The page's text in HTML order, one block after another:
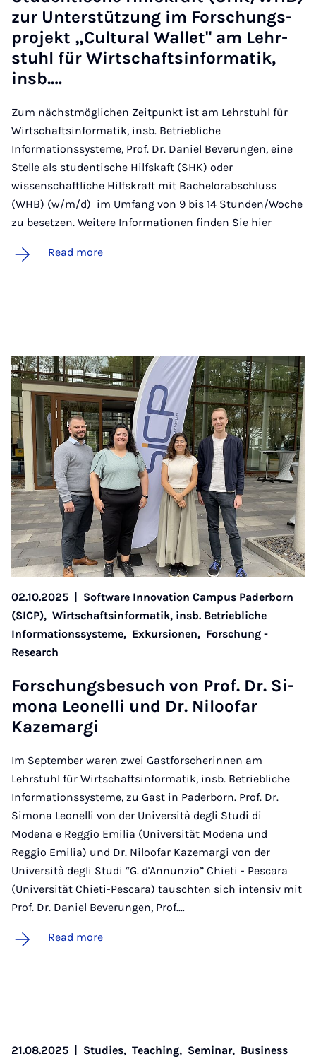
zur Un­ter­stützung im Forschung­s­
pro­jekt „Cul­tur­al Wal­let" am Lehr­
stuhl für Wirtschaftsin­form­atik,
insb.…
Zum nächstmöglichen Zeitpunkt ist am Lehrstuhl für
Wirtschaftsinformatik, insb. Betriebliche
Informationssysteme, Prof. Dr. Daniel Beverungen, eine
Stelle als studentische Hilfskaft (SHK) oder
wissenschaftliche Hilfskraft mit Bachelorabschluss
(WHB) (w/m/d) im Umfang von 9 bis 14 Stunden/Woche
zu besetzen. Weitere Informationen finden Sie hier
Read more
02.10.2025
Software Innovation Campus Paderborn
(SICP), Wirtschaftsinformatik, insb. Betriebliche
Informationssysteme, Exkursionen, Forschung -
Research
Forschungs­besuch von Prof. Dr. Si­
mona Le­on­elli und Dr. Niloo­far
Kazemargi
Im September waren zwei Gastforscherinnen am
Lehrstuhl für Wirtschaftsinformatik, insb. Betriebliche
Informationssysteme, zu Gast in Paderborn. Prof. Dr.
Simona Leonelli von der Università degli Studi di
Modena e Reggio Emilia (Universität Modena und
Reggio Emilia) und Dr. Niloofar Kazemargi von der
Università degli Studi “G. d'Annunzio” Chieti - Pescara
(Universität Chieti-Pescara) tauschten sich intensiv mit
Prof. Dr. Daniel Beverungen, Prof.…
Read more
21.08.2025 Studies, Teaching, Seminar, Business